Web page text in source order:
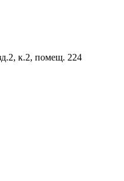
к.2, помещ. 224